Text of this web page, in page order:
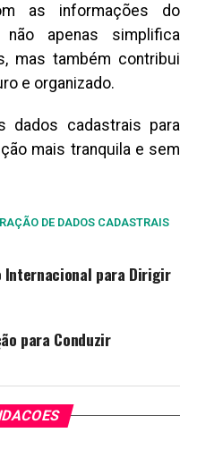
as informações do
apenas simplifica
mas também contribui
e organizado.
dados cadastrais para
mais tranquila e sem
DE DADOS CADASTRAIS
Internacional para Dirigir
para Conduzir